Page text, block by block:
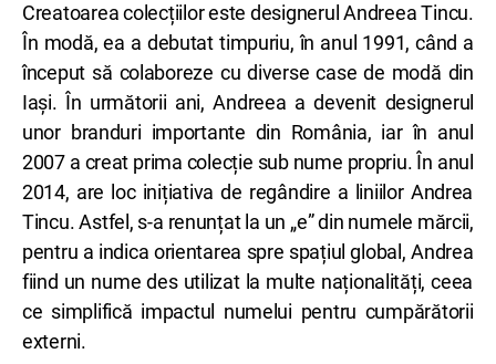
Creatoarea colecțiilor este designerul Andreea Tincu.
În modă, ea a debutat timpuriu, în anul 1991, când a
început să colaboreze cu diverse case de modă din
Iași. În următorii ani, Andreea a devenit designerul
unor branduri importante din România, iar în anul
2007 a creat prima colecție sub nume propriu. În anul
2014, are loc inițiativa de regândire a liniilor Andrea
Tincu. Astfel, s-a renunțat la un „e” din numele mărcii,
pentru a indica orientarea spre spațiul global, Andrea
fiind un nume des utilizat la multe naționalități, ceea
ce simplifică impactul numelui pentru cumpărătorii
externi.